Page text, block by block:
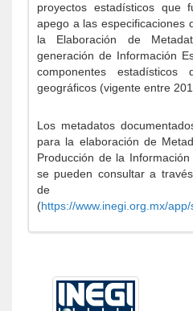
proyectos estadísticos que
apego a las especificaciones
la Elaboración de
generación de Información
componentes estadísticos
geográficos (vigente entre
Los metadatos
para la elaboración de
Producción de la Información
se pueden consultar a
de
(https://www.inegi.org.mx/